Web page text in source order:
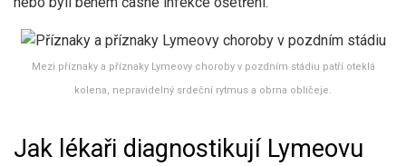
Mezi příznaky a příznaky Lymeovy choroby v pozdním stádiu patří oteklá
kolena, nepravidelný srdeční rytmus a obrna obličeje.
Jak lékaři diagnostikují Lymeovu